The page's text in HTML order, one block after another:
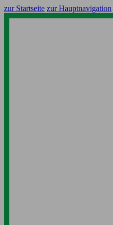
zur Startseite zur Hauptnavigation